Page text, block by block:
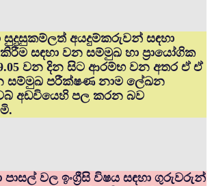
සුදුසුකම්ලත් අයදුම්කරුවන් සඳහා
සඳහා වන සම්මුඛ හා ප්‍රායෝගික
වන දින සිට ආරම්භ වන අතර ඒ ඒ
සම්මුඛ පරීක්ෂණ නාම ලේඛන
අඩවියෙහි පල කරන බව
වල ඉංග්‍රීසි විෂය සඳහා ගුරුවරුන්